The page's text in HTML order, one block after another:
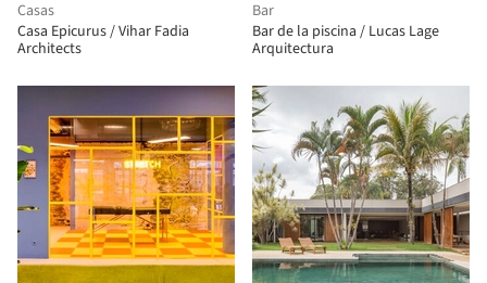
Casas
Casa Epicurus / Vihar Fadia
Architects
Bar
Bar de la piscina / Lucas Lage
Arquitectura